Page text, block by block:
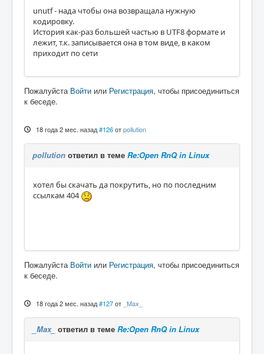
unutf - нада чтобы она возвращала нужную
кодировку.
История как-раз большей частью в UTF8 формате и
лежит, т.к. записывается она в том виде, в каком
приходит по сети
Пожалуйста Войти или Регистрация, чтобы присоединиться
к беседе.
18 года 2 мес. назад #126 отpollution
pollution ответил в теме Re:Open RnQ in Linux
хотел бы скачать да покрутить, но по последним
ссылкам 404
Пожалуйста Войти или Регистрация, чтобы присоединиться
к беседе.
18 года 2 мес. назад #127 от _Max_
_Max_ ответил в теме Re:Open RnQ in Linux